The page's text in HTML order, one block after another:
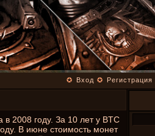
✪ Вход ✪ Регистрация
2008 году. За 10 лет у BTC
В июне стоимость монет